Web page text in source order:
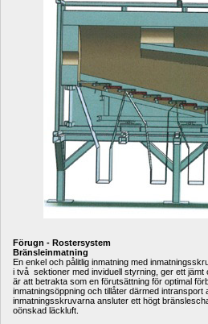
Förugn - Rostersystem
Bränsleinmatning
En enkel och pålitlig inmatning med
i två sektioner med inviduell styrning, ger ett
är att betrakta som en förutsättning för optimal
inmatningsöppning och tillåter därmed
inmatningsskruvarna ansluter ett högt
oönskad läckluft.